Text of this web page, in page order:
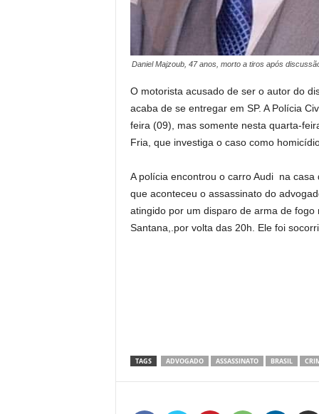
Daniel Majzoub, 47 anos, morto a tiros após
O motorista acusado de ser o autor do
acaba de se entregar em SP. A Polícia
feira (09), mas somente nesta quarta-
Fria, que investiga o caso como
A polícia encontrou o carro Audi na
que aconteceu o assassinato do
atingido por um disparo de arma de
Santana,.por volta das 20h. Ele foi
TAGS ADVOGADO ASSASSINATO BRASIL